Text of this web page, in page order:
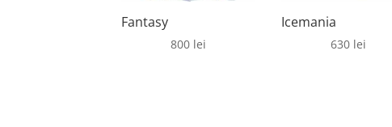
Fantasy
800 lei
Icemania
630 lei